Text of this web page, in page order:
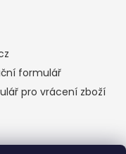
formulář
pro vrácení zboží